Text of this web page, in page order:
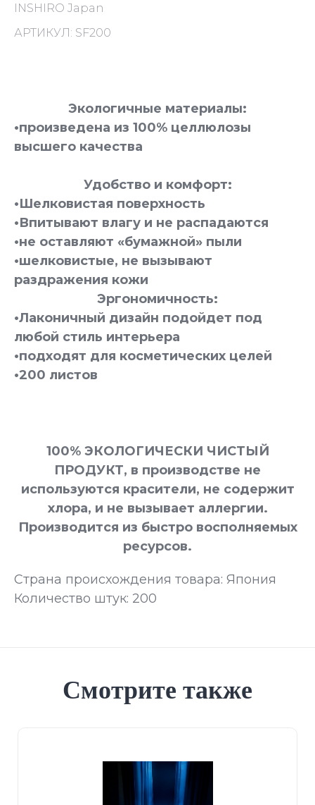
INSHIRO Japan
АРТИКУЛ: SF200
Экологичные материалы:
•произведена из 100% целлюлозы
высшего качества
Удобство и комфорт:
•Шелковистая поверхность
•Впитывают влагу и не распадаются
•не оставляют «бумажной» пыли
•шелковистые, не вызывают
раздражения кожи
Эргономичность:
•Лаконичный дизайн подойдет под
любой стиль интерьера
•подходят для косметических целей
•200 листов
100% ЭКОЛОГИЧЕСКИ ЧИСТЫЙ
ПРОДУКТ, в производстве не
используются красители, не содержит
хлора, и не вызывает аллергии.
Производится из быстро восполняемых
ресурсов.
Страна происхождения товара: Япония
Количество штук: 200
Смотрите также